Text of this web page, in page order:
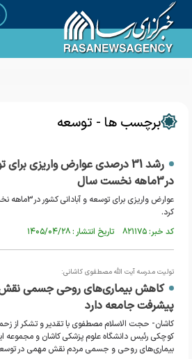
برچسب ها - توسعه
رشد 31 درصدی عوارض واریزی
در3ماهه نخست سال
کرد.
کد خبر: ۸۲۱۱۷۵ تاریخ انتشار : ۱۴۰۵/۰۴/۲۸
تولیت مدرسه آیت الله مصطفوی کاشانی:
کاهش بیماری‌های روحی جسمی
پیشرفت جامعه دارد
کاشان- حجت الاسلام مصطفوی با تقدیر و تشکر از
کوچکی رئیس دانشگاه علوم پزشکی کاشان و مجموعه
بیماری‌های روحی و جسمی مردم نقش مهمی در